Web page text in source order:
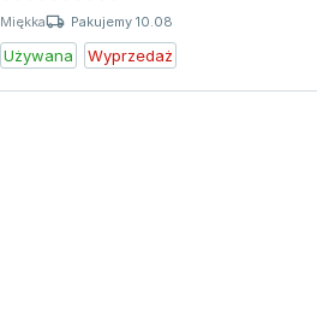
Miękka Pakujemy 10.08
Używana Wyprzedaż